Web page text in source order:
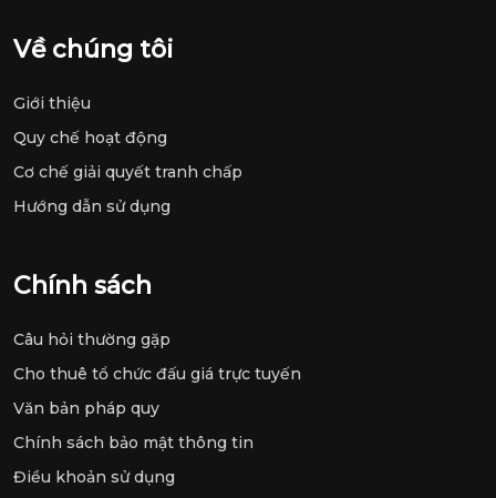
Về chúng tôi
Giới thiệu
Quy chế hoạt động
Cơ chế giải quyết tranh chấp
Hướng dẫn sử dụng
Chính sách
Câu hỏi thường gặp
Cho thuê tổ chức đấu giá trực tuyến
Văn bản pháp quy
Chính sách bảo mật thông tin
Điều khoản sử dụng